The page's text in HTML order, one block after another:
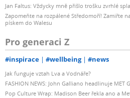
Jan Faltus: Vždycky mně přišlo trošku zvrhlé
Zapomeňte na rozpálené Středomoří! Zamiřte
pískem do Walesu
Pro generaci Z
#inspirace #wellbeing #news
Jak funguje vztah Lva a Vodnáře?
FASHION NEWS: John Galliano headlinuje MET
Pop Culture Wrap: Madison Beer řekla ano a